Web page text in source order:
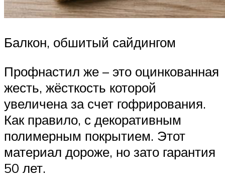
Балкон, обшитый сайдингом
Профнастил же – это оцинкованная
жесть, жёсткость которой
увеличена за счет гофрирования.
Как правило, с декоративным
полимерным покрытием. Этот
материал дороже, но зато гарантия
50 лет.